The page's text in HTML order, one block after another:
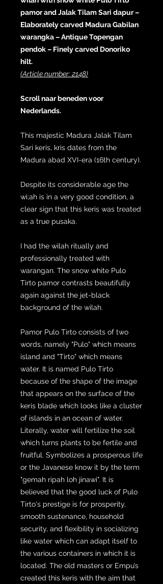
pamor and Jalak Tilam Sari dapur –
Elaborately carved Madura Gabilan
warangka – Antique Topengan
pendok – Finely carved Donoriko
hilt.
(Article number: 2148)
Scroll naar beneden voor
Nederlands.
This majestic Madura Jalak Tilam
Sari keris, kris dates from the
Madura abad XVI-era (16th century).
Despite its considerable age the
wi;ah is in a very good condition, a
clear sign that this keris was treated
as a true pusaka.
I had the wilah ritually and
professionally treated with
warangan. The snow white Pulo
Tirto pamor contrasts beautifully
again against the jet-black
background of the wilah.
Pamor Pulo Tirto consists of two
words, namely "Pulo" which means
island and "Tirto" which means
water. It is named Pulo Tirto
because of the shape of the image
that appears on the surface of the
keris blade which looks like a cluster
of islands in an ocean of water.
Literally, water will fertilize the soil
which turns plants to be fertile and
fruitful. Symbolizes a prosperous life
or the Javanese know it by the term
"gemah ripah loh jinawi". It is
believed that the good luck of Pulo
Tirto's prestige is for prosperity,
smooth sustenance, household
security, and flexibility in socializing
like water which can adapt itself to
the various containers in which it is
located. The old masters or Empu’s
created this keris with the aim that